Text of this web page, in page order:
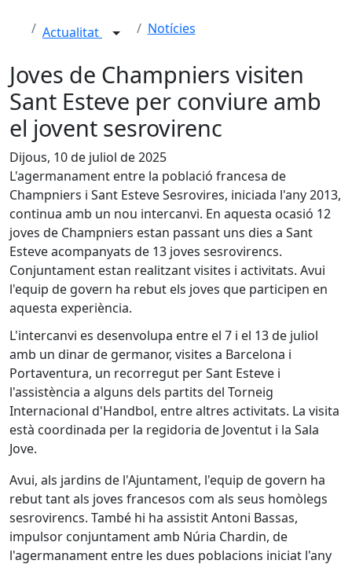
Actualitat Notícies
Joves de Champniers visiten
Sant Esteve per conviure amb
el jovent sesrovirenc
Dijous, 10 de juliol de 2025
L'agermanament entre la població francesa de
Champniers i Sant Esteve Sesrovires, iniciada l'any 2013,
continua amb un nou intercanvi. En aquesta ocasió 12
joves de Champniers estan passant uns dies a Sant
Esteve acompanyats de 13 joves sesrovirencs.
Conjuntament estan realitzant visites i activitats. Avui
l'equip de govern ha rebut els joves que participen en
aquesta experiència.
L'intercanvi es desenvolupa entre el 7 i el 13 de juliol
amb un dinar de germanor, visites a Barcelona i
Portaventura, un recorregut per Sant Esteve i
l'assistència a alguns dels partits del Torneig
Internacional d'Handbol, entre altres activitats. La visita
està coordinada per la regidoria de Joventut i la Sala
Jove.
Avui, als jardins de l'Ajuntament, l'equip de govern ha
rebut tant als joves francesos com als seus homòlegs
sesrovirencs. També hi ha assistit Antoni Bassas,
impulsor conjuntament amb Núria Chardin, de
l'agermanament entre les dues poblacions iniciat l'any